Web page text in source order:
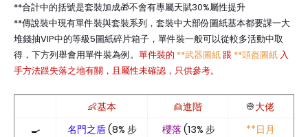
**合計中的括號是套裝加成🎁不會有專屬天賦30%屬性提升
**傳說裝中現有單件裝與套裝系列，套裝中大部份圖紙基本都要課一大
堆錢抽VIP中的等級5圖紙碎片箱子，單件裝一般可以從較多活動中取
得，下方列舉會用單件裝為例。 單件裝的 **武器圖紙跟 **頭盔圖紙入
手方法跟失落之地有關，且屬性未確認，只供參考。
👶基本 👱進階 👳大佬
🍳
名門之盾(8% 步
櫻落 (13% 步
**日月